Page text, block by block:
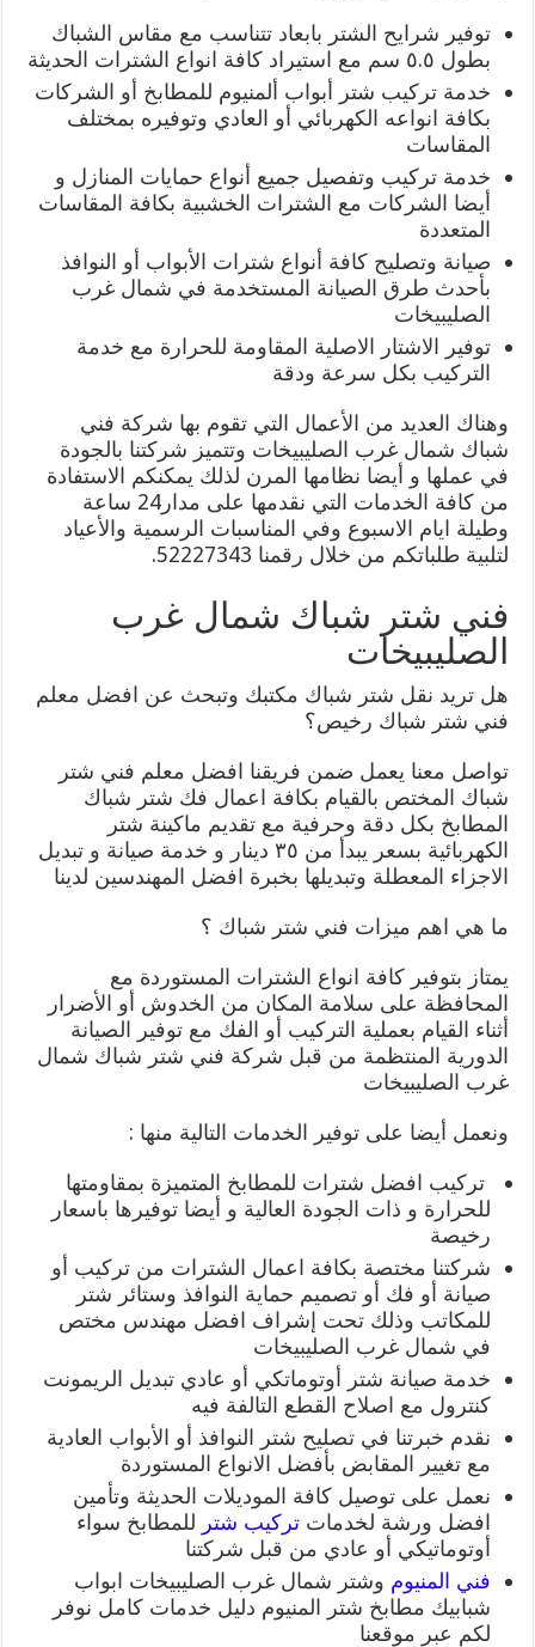
توفير شرايح الشتر بابعاد تتناسب مع مقاس الشباك
بطول ٥.٥ سم مع استيراد كافة انواع الشترات الحديثة
خدمة تركيب شتر أبواب ألمنيوم للمطابخ أو الشركات
بكافة انواعه الكهربائي أو العادي وتوفيره بمختلف
المقاسات
خدمة تركيب وتفصيل جميع أنواع حمايات المنازل و
أيضا الشركات مع الشترات الخشبية بكافة المقاسات
المتعددة
صيانة وتصليح كافة أنواع شترات الأبواب أو النوافذ
بأحدث طرق الصيانة المستخدمة في شمال غرب
الصليبيخات
توفير الاشتار الاصلية المقاومة للحرارة مع خدمة
التركيب بكل سرعة ودقة
وهناك العديد من الأعمال التي تقوم بها شركة فني
شباك شمال غرب الصليبيخات وتتميز شركتنا بالجودة
في عملها و أيضا نظامها المرن لذلك يمكنكم الاستفادة
من كافة الخدمات التي نقدمها على مدار24 ساعة
وطيلة ايام الاسبوع وفي المناسبات الرسمية والأعياد
لتلبية طلباتكم من خلال رقمنا 52227343.
فني شتر شباك شمال غرب
الصليبيخات
هل تريد نقل شتر شباك مكتبك وتبحث عن افضل معلم
فني شتر شباك رخيص؟
تواصل معنا يعمل ضمن فريقنا افضل معلم فني شتر
شباك المختص بالقيام بكافة اعمال فك شتر شباك
المطابخ بكل دقة وحرفية مع تقديم ماكينة شتر
الكهربائية بسعر يبدأ من ٣٥ دينار و خدمة صيانة و تبديل
الاجزاء المعطلة وتبديلها بخبرة افضل المهندسين لدينا
ما هي اهم ميزات فني شتر شباك ؟
يمتاز بتوفير كافة انواع الشترات المستوردة مع
المحافظة على سلامة المكان من الخدوش أو الأضرار
أثناء القيام بعملية التركيب أو الفك مع توفير الصيانة
الدورية المنتظمة من قبل شركة فني شتر شباك شمال
غرب الصليبيخات
ونعمل أيضا على توفير الخدمات التالية منها :
تركيب افضل شترات للمطابخ المتميزة بمقاومتها
للحرارة و ذات الجودة العالية و أيضا توفيرها باسعار
رخيصة
شركتنا مختصة بكافة اعمال الشترات من تركيب أو
صيانة أو فك أو تصميم حماية النوافذ وستائر شتر
للمكاتب وذلك تحت إشراف افضل مهندس مختص
في شمال غرب الصليبيخات
خدمة صيانة شتر أوتوماتكي أو عادي تبديل الريمونت
كنترول مع اصلاح القطع التالفة فيه
نقدم خبرتنا في تصليح شتر النوافذ أو الأبواب العادية
مع تغيير المقابض بأفضل الانواع المستوردة
نعمل على توصيل كافة الموديلات الحديثة وتأمين
افضل ورشة لخدماتتركيب شتر للمطابخ سواء
أوتوماتيكي أو عادي من قبل شركتنا
فني المنيوم وشتر شمال غرب الصليبيخات ابواب
شبابيك مطابخ شتر المنيوم دليل خدمات كامل نوفر
لكم عبر موقعنا